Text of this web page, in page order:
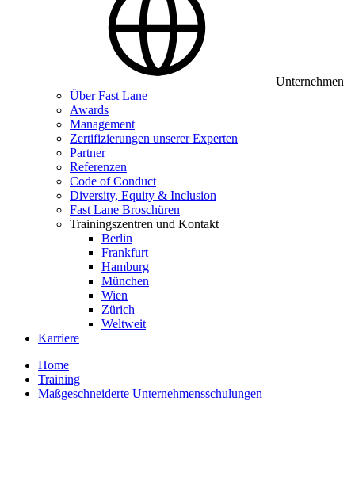
Unternehmen
Über Fast Lane
Awards
Management
Zertifizierungen unserer Experten
Partner
Referenzen
Code of Conduct
Diversity, Equity & Inclusion
Fast Lane Broschüren
Trainingszentren und Kontakt
Berlin
Frankfurt
Hamburg
München
Wien
Zürich
Weltweit
Karriere
Home
Training
Maßgeschneiderte Unternehmensschulungen